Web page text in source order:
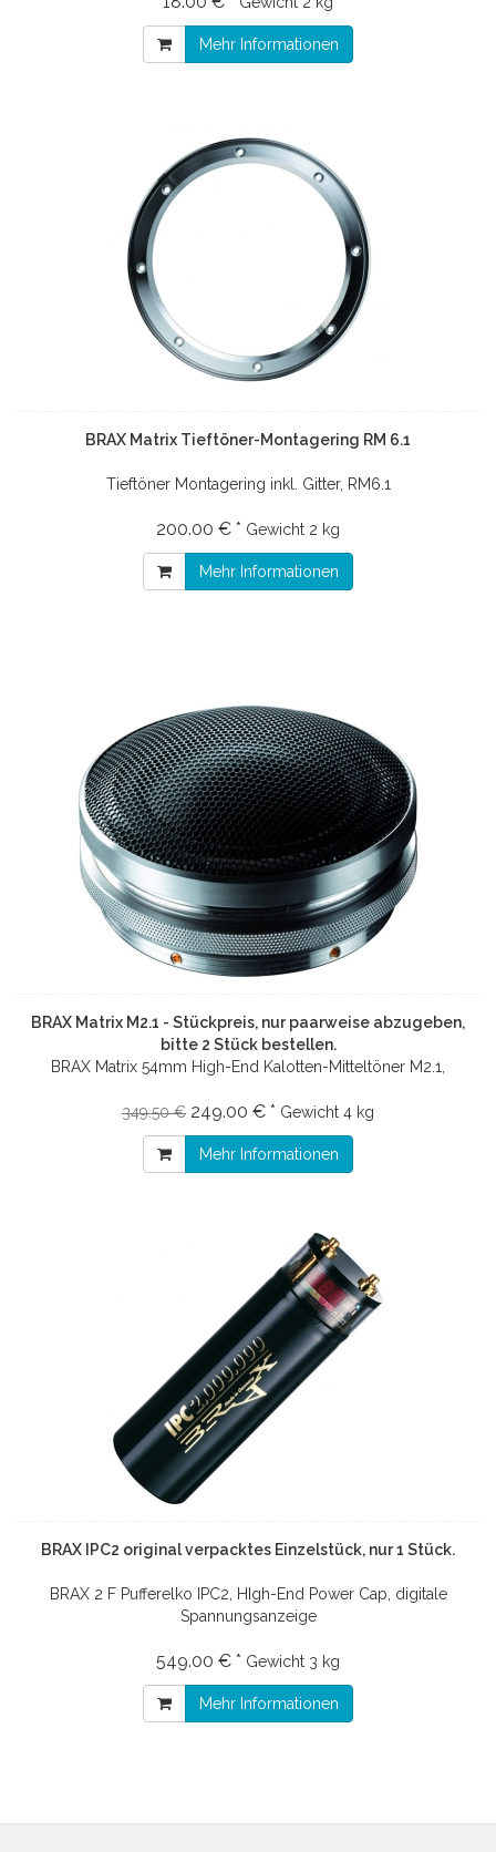
Mehr Informationen
BRAX Matrix Tieftöner-Montagering RM 6.1
Tieftöner Montagering inkl. Gitter, RM6.1
200.00 € * Gewicht 2 kg
Mehr Informationen
BRAX Matrix M2.1 - Stückpreis, nur paarweise abzugeben,
bitte 2 Stück bestellen.
BRAX Matrix 54mm High-End Kalotten-Mitteltöner M2.1,
349.50 € 249.00 € * Gewicht 4 kg
Mehr Informationen
BRAX IPC2 original verpacktes Einzelstück, nur 1 Stück.
BRAX 2 F Pufferelko IPC2, HIgh-End Power Cap, digitale
Spannungsanzeige
549.00 € * Gewicht 3 kg
Mehr Informationen